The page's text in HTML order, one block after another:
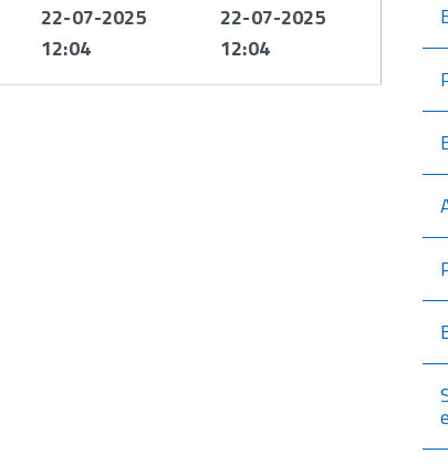
22-07-2025
12:04
22-07-2025
12:04